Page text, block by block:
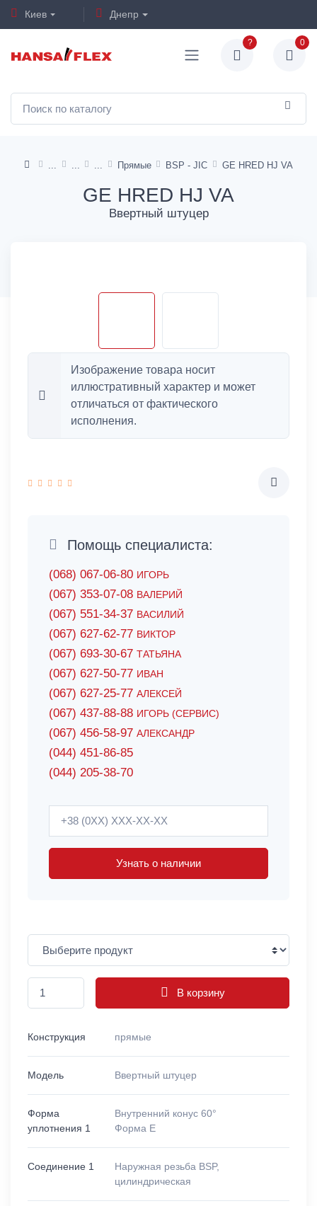
Киев Днепр
? 0
Прямые BSP - JIC GE HRED HJ VA
GE HRED HJ VA
Ввертный штуцер
Изображение товара носит
иллюстративный характер и может
отличаться от фактического
исполнения.
Помощь специалиста:
(068) 067-06-80 ИГОРЬ
(067) 353-07-08 ВАЛЕРИЙ
(067) 551-34-37 ВАСИЛИЙ
(067) 627-62-77 ВИКТОР
(067) 693-30-67 ТАТЬЯНА
(067) 627-50-77 ИВАН
(067) 627-25-77 АЛЕКСЕЙ
(067) 437-88-88 ИГОРЬ (СЕРВИС)
(067) 456-58-97 АЛЕКСАНДР
(044) 451-86-85
(044) 205-38-70
Узнать о наличии
В корзину
Конструкция прямые
Модель Ввертный штуцер
Форма
уплотнения 1
Внутренний конус 60°
Форма E
Соединение 1
Наружная резьба BSP,
цилиндрическая